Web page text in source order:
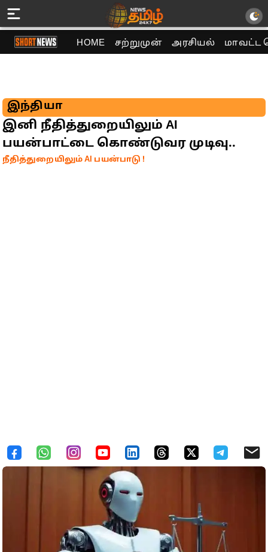
HOME சற்றுமுன் அரசியல் மாவட்ட
இந்தியா
இனி நீதித்துறையிலும் AI
பயன்பாட்டை கொண்டுவர முடிவு..
நீதித்துறையிலும் AI பயன்பாடு !